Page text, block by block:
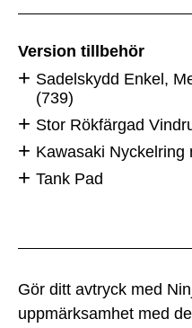
Gör ditt avtryck med
uppmärksamhet med
Version tillbehör
Sadelskydd Enkel,
(739)
Stor Rökfärgad
Kawasaki Nyckelring
Tank Pad